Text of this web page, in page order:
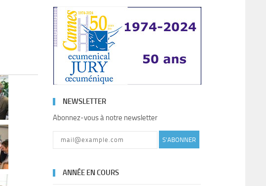
NEWSLETTER
Abonnez-vous à notre newsletter
S'ABONNER
ANNÉE EN COURS